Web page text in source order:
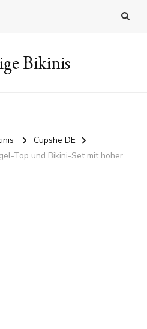
Bikinis
Cupshe DE
Top und Bikini-Set mit hoher